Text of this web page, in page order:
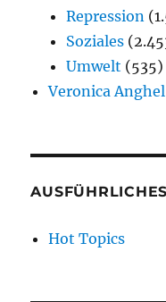
Repression
Soziales
Umwelt (535)
Veronica Anghel
Hot Topics